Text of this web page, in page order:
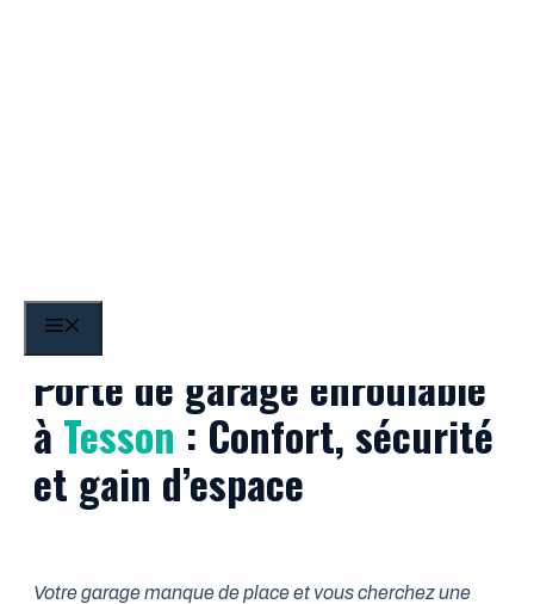
Porte de garage enroulable
à Tesson : Confort, sécurité
et gain d’espace
Votre garage manque de place et vous cherchez une